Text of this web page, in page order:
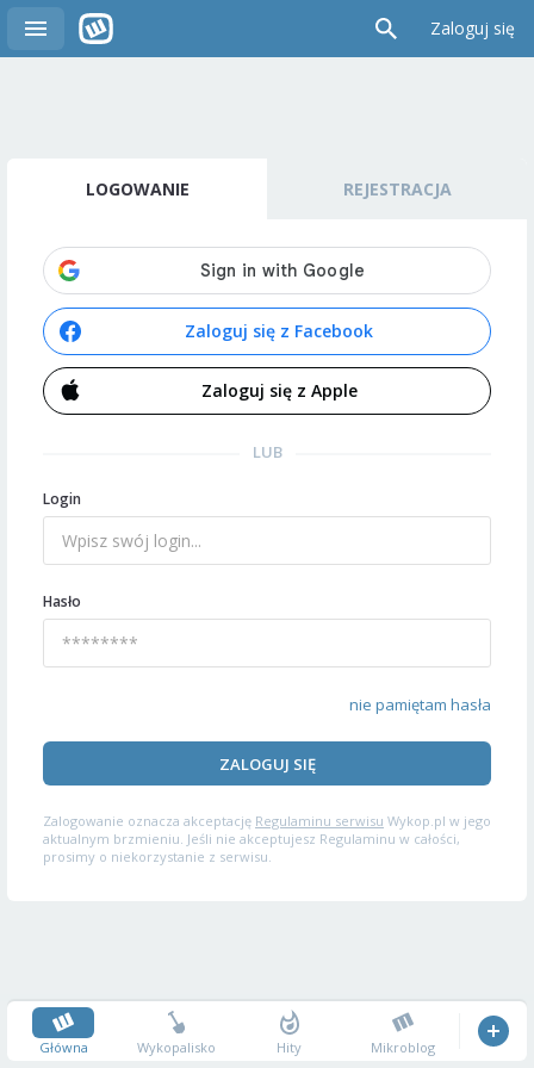
Zaloguj się
LOGOWANIE REJESTRACJA
Zaloguj się z Facebook
Zaloguj się z Apple
LUB
Login
Hasło
nie pamiętam hasła
ZALOGUJ SIĘ
Zalogowanie oznacza akceptację Regulaminu serwisu Wykop.pl w jego
aktualnym brzmieniu. Jeśli nie akceptujesz Regulaminu w całości,
prosimy o niekorzystanie z serwisu.
Główna Wykopalisko Hity Mikroblog